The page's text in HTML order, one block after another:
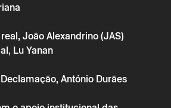
João Alexandrino (JAS)
Lu Yanan
António Durães
obrigatório.
confirmação da parte do Theatro
eletrónico.
obrigatório.